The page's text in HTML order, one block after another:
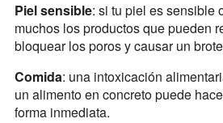
Piel sensible: si tu piel es sensible
muchos los productos que pueden
bloquear los poros y causar un
Comida: una intoxicación
un alimento en concreto puede
forma inmediata.